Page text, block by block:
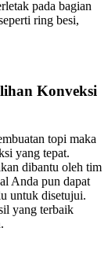
pada bagian
ring besi,
Konveksi
topi maka
yang tepat.
dibantu oleh tim
Anda pun dapat
untuk disetujui.
yang terbaik